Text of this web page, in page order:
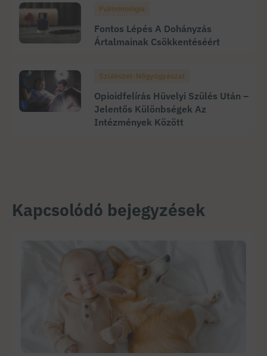
Pulmonológia
Fontos Lépés A Dohányzás
Ártalmainak Csökkentéséért
Szülészet-Nőgyógyászat
Opioidfelírás Hüvelyi Szülés Után –
Jelentős Különbségek Az
Intézmények Között
Kapcsolódó bejegyzések